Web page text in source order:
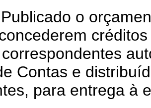
o
Contas e
para entrega à